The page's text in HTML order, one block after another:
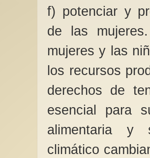
f) potenciar y
de las
mujeres y las
los recursos
derechos de
esencial para
alimentaria y
climático